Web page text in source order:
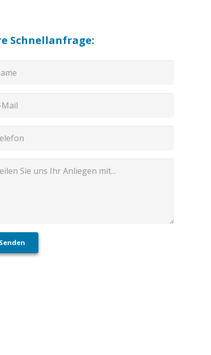
Ihre Schnellanfrage:
Senden